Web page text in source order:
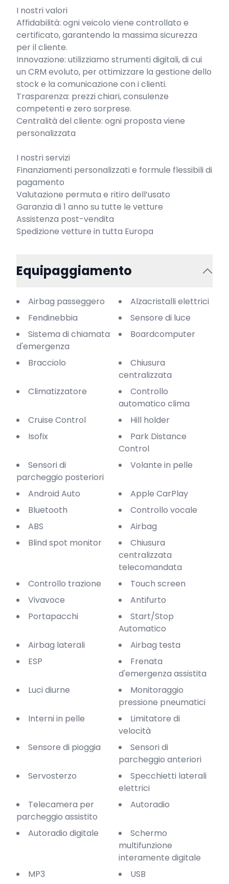
I nostri valori
Affidabilità: ogni veicolo viene controllato e
certificato, garantendo la massima sicurezza
per il cliente.
Innovazione: utilizziamo strumenti digitali, di cui
un CRM evoluto, per ottimizzare la gestione dello
stock e la comunicazione con i clienti.
Trasparenza: prezzi chiari, consulenze
competenti e zero sorprese.
Centralità del cliente: ogni proposta viene
personalizzata
I nostri servizi
Finanziamenti personalizzati e formule flessibili di
pagamento
Valutazione permuta e ritiro dell’usato
Garanzia di 1 anno su tutte le vetture
Assistenza post-vendita
Spedizione vetture in tutta Europa
Equipaggiamento
Airbag passeggero
Alzacristalli elettrici
Fendinebbia
Sensore di luce
Sistema di chiamata
d'emergenza
Boardcomputer
Bracciolo
Chiusura
centralizzata
Climatizzatore
Controllo
automatico clima
Cruise Control
Hill holder
Isofix
Park Distance
Control
Sensori di
parcheggio posteriori
Volante in pelle
Android Auto
Apple CarPlay
Bluetooth
Controllo vocale
ABS
Airbag
Blind spot monitor
Chiusura
centralizzata
telecomandata
Controllo trazione
Touch screen
Vivavoce
Antifurto
Portapacchi
Start/Stop
Automatico
Airbag laterali
Airbag testa
ESP
Frenata
d'emergenza assistita
Luci diurne
Monitoraggio
pressione pneumatici
Interni in pelle
Limitatore di
velocità
Sensore di pioggia
Sensori di
parcheggio anteriori
Servosterzo
Specchietti laterali
elettrici
Telecamera per
parcheggio assistito
Autoradio
Autoradio digitale
Schermo
multifunzione
interamente digitale
MP3
USB